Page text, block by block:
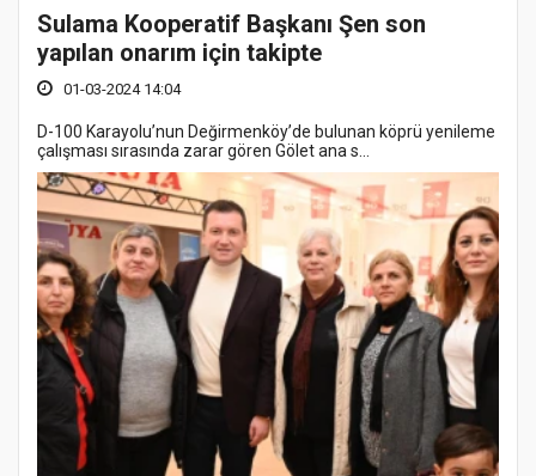
Sulama Kooperatif Başkanı Şen son
yapılan onarım için takipte
01-03-2024 14:04
D-100 Karayolu’nun Değirmenköy’de bulunan köprü yenileme
çalışması sırasında zarar gören Gölet ana s...